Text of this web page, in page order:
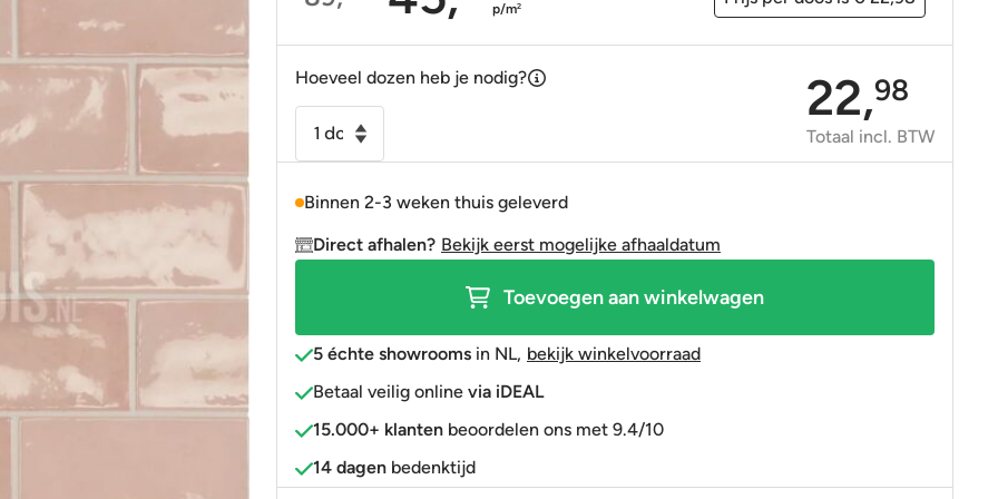
Portugees
Anti-slip
» Alle stijlen
Bruin
OP=OP tegels
Decortegels
» Alle stijlen Roze
Goud
» Alle kleuren
OP=OP tegels
Oorspronkelijke
was:
Huidige
is:
p/m2
Hoeveel dozen heb je nodig?
Handvorm
wandtegel
roze
soft
glans
22,98
Totaal incl. BTW
Binnen 2-3 weken thuis geleverd
Direct afhalen? Bekijk eerst mogelijke afhaaldatum
Toevoegen aan winkelwagen
5 échte showrooms in NL, bekijk winkelvoorraad
Betaal veilig online via iDEAL
15.000+ klanten beoordelen ons met 9.4/10
14 dagen bedenktijd